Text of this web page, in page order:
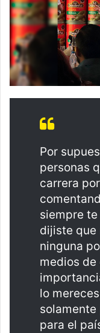
Por
personas
carrera
siempre
dijiste que
ninguna
medios
lo
para el